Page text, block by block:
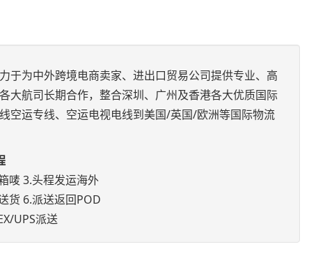
于为中外跨境电商卖家、进出口贸易公司提供专业、高
大航司长期合作，整合深圳、广州及香港各大优质国际
空运专线、空运电视电线到美国/英国/欧洲等国际物流
唛 3.头程发运海外
货 6.派送返回POD
UPS派送